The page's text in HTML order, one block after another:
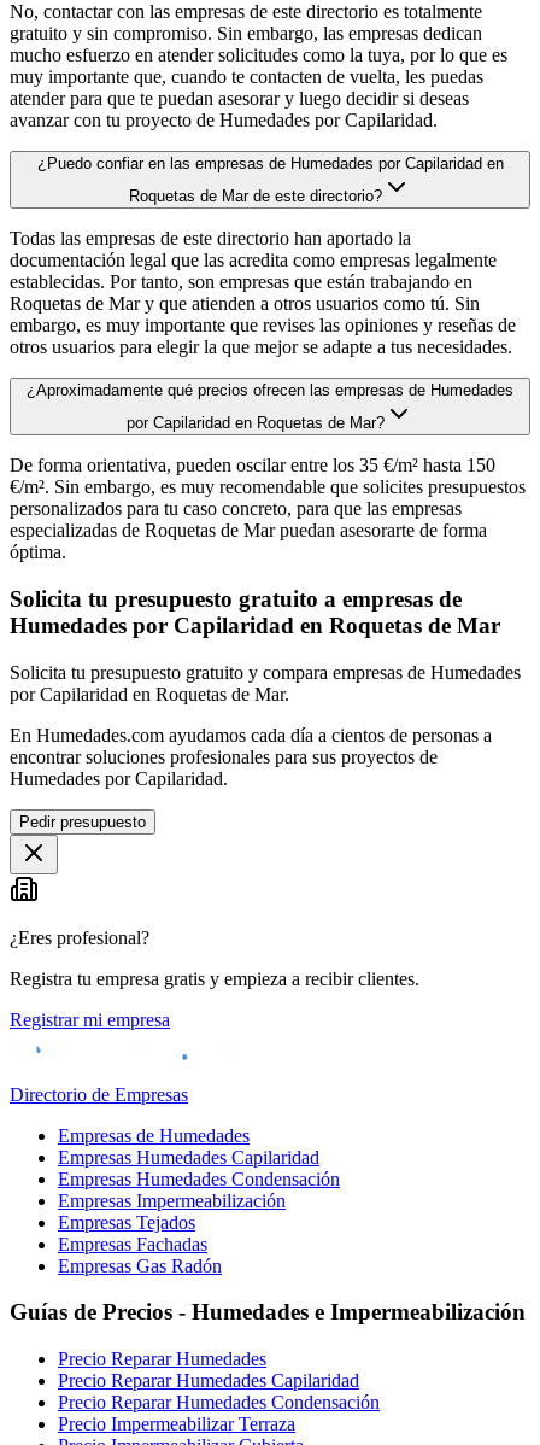
No, contactar con las empresas de este directorio es totalmente
gratuito y sin compromiso. Sin embargo, las empresas dedican
mucho esfuerzo en atender solicitudes como la tuya, por lo que es
muy importante que, cuando te contacten de vuelta, les puedas
atender para que te puedan asesorar y luego decidir si deseas
avanzar con tu proyecto de Humedades por Capilaridad.
¿Puedo confiar en las empresas de Humedades por Capilaridad en
Roquetas de Mar de este directorio?
Todas las empresas de este directorio han aportado la
documentación legal que las acredita como empresas legalmente
establecidas. Por tanto, son empresas que están trabajando en
Roquetas de Mar y que atienden a otros usuarios como tú. Sin
embargo, es muy importante que revises las opiniones y reseñas de
otros usuarios para elegir la que mejor se adapte a tus necesidades.
¿Aproximadamente qué precios ofrecen las empresas de Humedades
por Capilaridad en Roquetas de Mar?
De forma orientativa, pueden oscilar entre los 35 €/m² hasta 150
€/m². Sin embargo, es muy recomendable que solicites presupuestos
personalizados para tu caso concreto, para que las empresas
especializadas de Roquetas de Mar puedan asesorarte de forma
óptima.
Solicita tu presupuesto gratuito a empresas de
Humedades por Capilaridad en Roquetas de Mar
Solicita tu presupuesto gratuito y compara empresas de Humedades
por Capilaridad en Roquetas de Mar.
En Humedades.com ayudamos cada día a cientos de personas a
encontrar soluciones profesionales para sus proyectos de
Humedades por Capilaridad.
Pedir presupuesto
¿Eres profesional?
Registra tu empresa gratis y empieza a recibir clientes.
Registrar mi empresa
Directorio de Empresas
Empresas de Humedades
Empresas Humedades Capilaridad
Empresas Humedades Condensación
Empresas Impermeabilización
Empresas Tejados
Empresas Fachadas
Empresas Gas Radón
Guías de Precios - Humedades e Impermeabilización
Precio Reparar Humedades
Precio Reparar Humedades Capilaridad
Precio Reparar Humedades Condensación
Precio Impermeabilizar Terraza